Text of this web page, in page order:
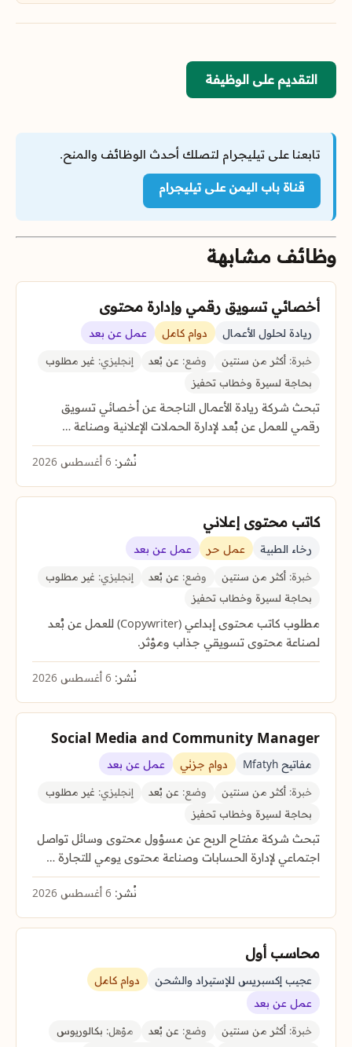
التقديم على الوظيفة
تابعنا على تيليجرام لتصلك أحدث الوظائف والمنح.
قناة باب اليمن على تيليجرام
وظائف مشابهة
أخصائي تسويق رقمي وإدارة محتوى
ريادة لحلول الأعمال دوام كامل عمل عن بعد
خبرة: أكثر من سنتين وضع: عن بُعد إنجليزي: غير مطلوب
بحاجة لسيرة وخطاب تحفيز
تبحث شركة ريادة الأعمال الناجحة عن أخصائي تسويق
رقمي للعمل عن بُعد لإدارة الحملات الإعلانية وصناعة …
نُشر:
كاتب محتوى إعلاني
رخاء الطبية عمل حر عمل عن بعد
خبرة: أكثر من سنتين وضع: عن بُعد إنجليزي: غير مطلوب
بحاجة لسيرة وخطاب تحفيز
مطلوب كاتب محتوى إبداعي (Copywriter) للعمل عن بُعد
لصناعة محتوى تسويقي جذاب ومؤثر.
نُشر:
Social Media and Community Manager
مفاتيح Mfatyh دوام جزئي عمل عن بعد
خبرة: أكثر من سنتين وضع: عن بُعد إنجليزي: غير مطلوب
بحاجة لسيرة وخطاب تحفيز
تبحث شركة مفتاح الربح عن مسؤول محتوى وسائل تواصل
اجتماعي لإدارة الحسابات وصناعة محتوى يومي للتجارة …
نُشر:
محاسب أول
عجيب إكسبريس للإستيراد والشحن
دوام كامل
عمل عن بعد
خبرة: أكثر من سنتين وضع: عن بُعد مؤهل: بكالوريوس